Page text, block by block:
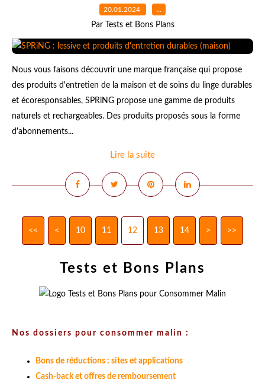
20.01.2024 …
Par Tests et Bons Plans
Nous vous faisons découvrir une marque française qui propose
des produits d'entretien de la maison et de soins du linge durables
et écoresponsables, SPRiNG propose une gamme de produits
naturels et rechargeables. Des produits proposés sous la forme
d'abonnements...
Lire la suite
<< < 10 11 12 13 14 > >>
Tests et Bons Plans
Nos dossiers pour consommer malin :
Bons de réductions : sites et applications
Cash-back et offres de remboursement